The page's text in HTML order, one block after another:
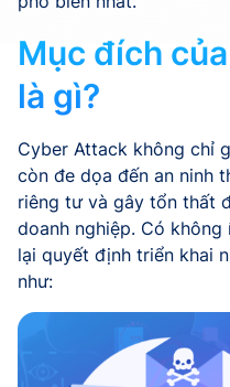
Mục đích
là gì?
Cyber Attack không chỉ
còn đe dọa đến an ninh
riêng tư và gây tổn thất
doanh nghiệp. Có
lại quyết định triển khai
như: